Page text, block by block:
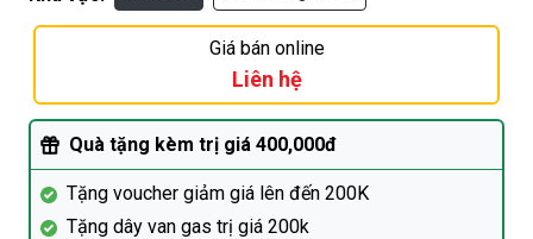
Giá bán online
Liên hệ
Quà tặng kèm trị giá 400,000đ
Tặng voucher giảm giá lên đến 200K
Tặng dây van gas trị giá 200k